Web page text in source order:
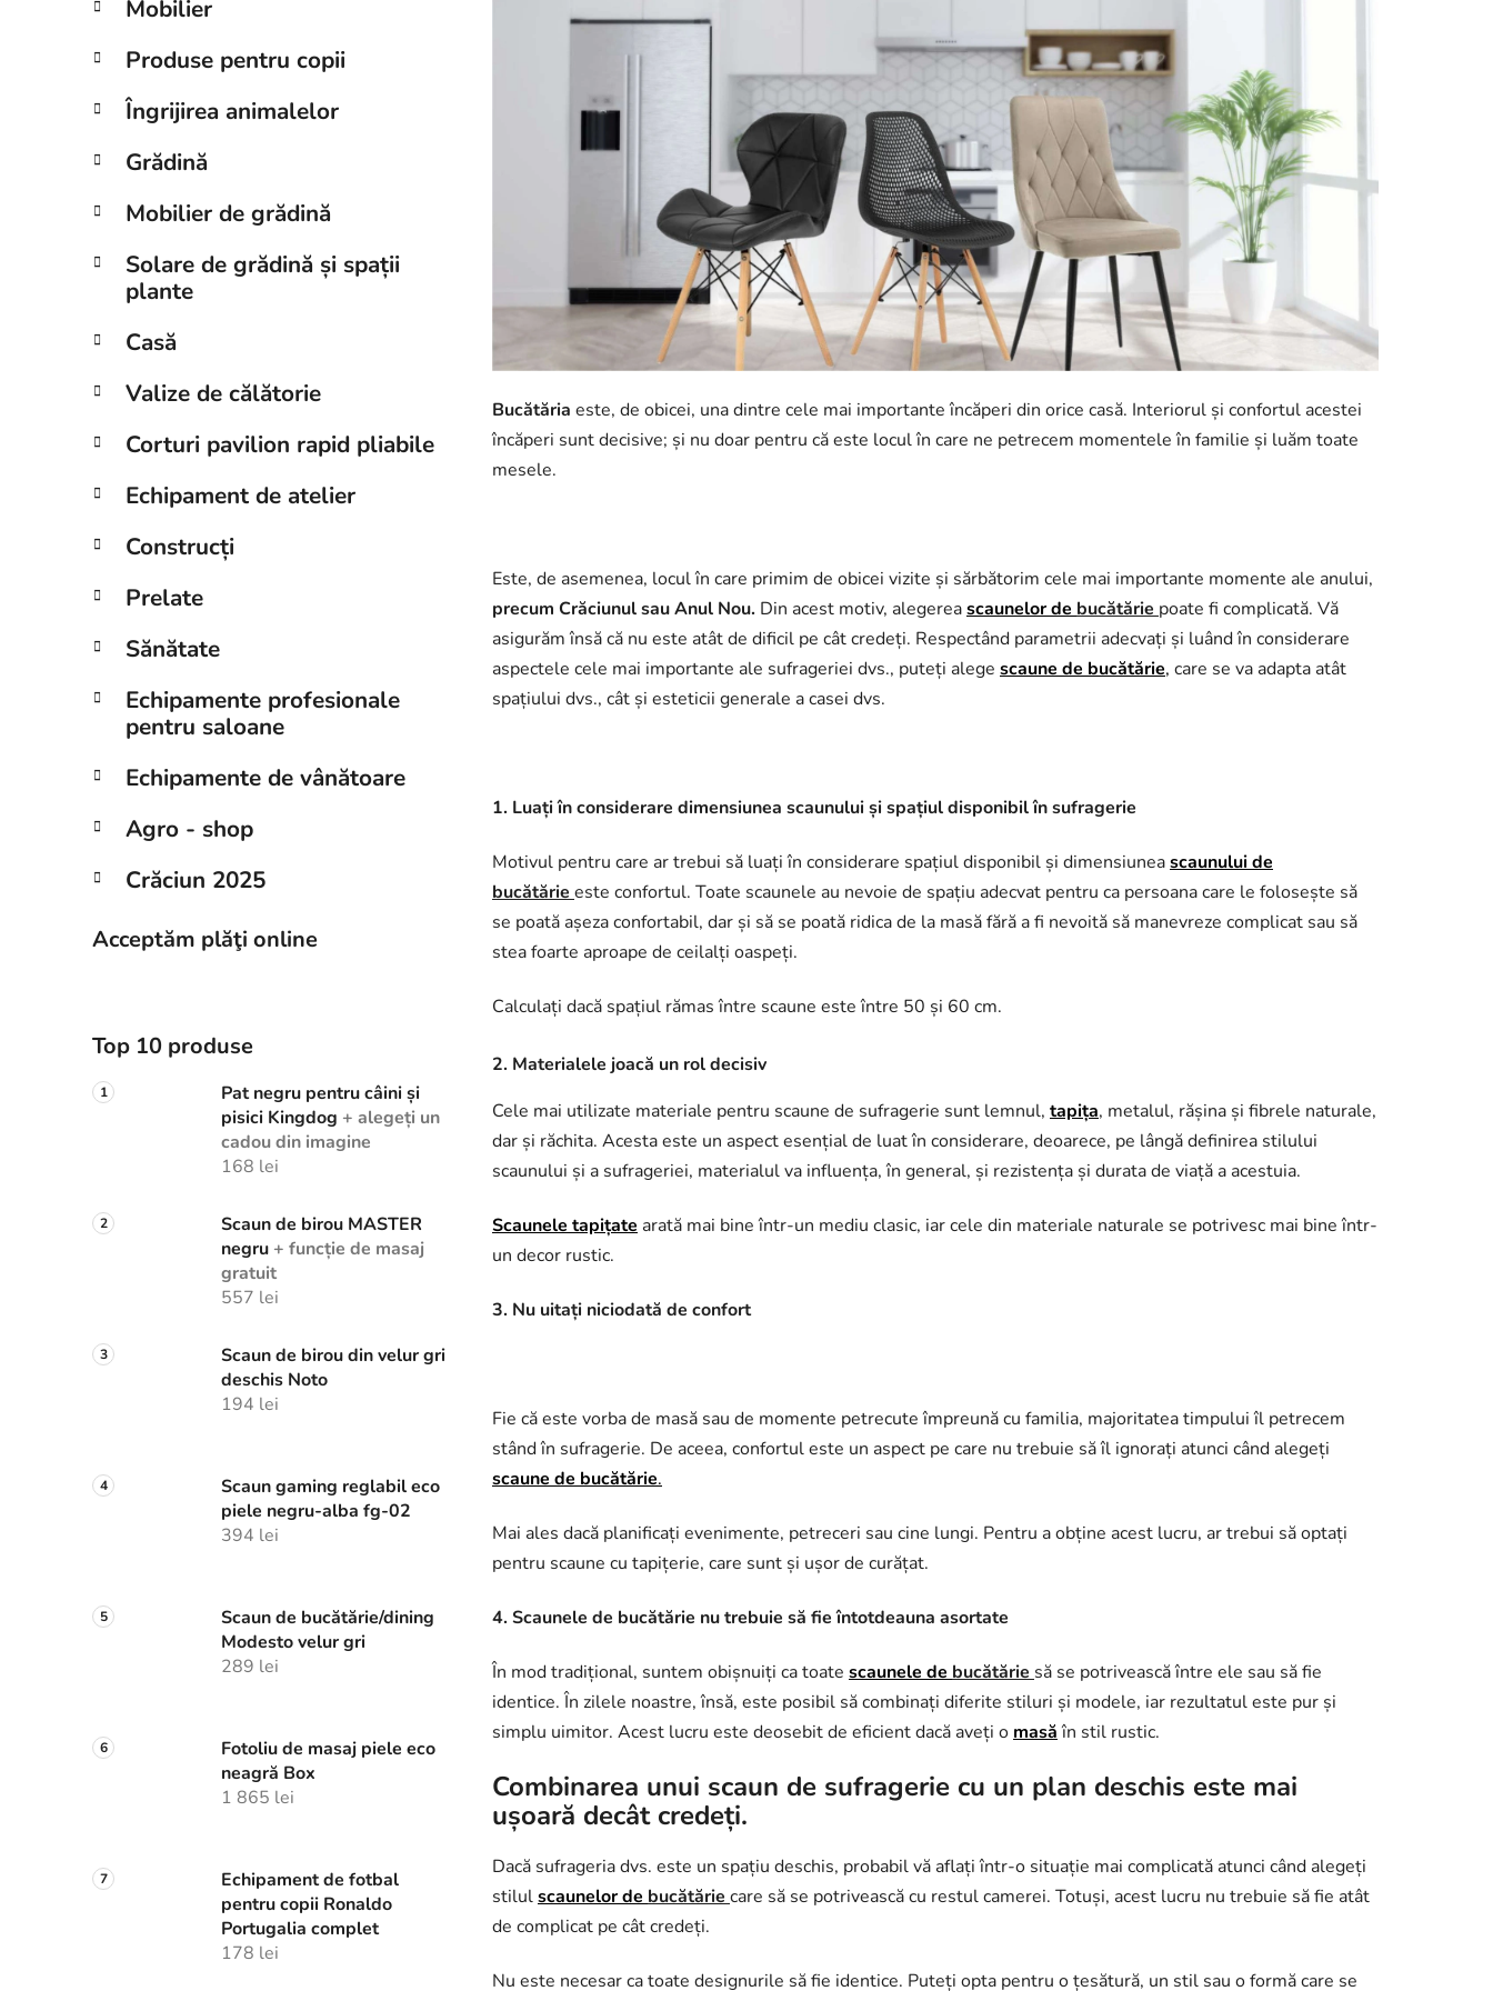
l
Mobilier
Produse pentru copii
Îngrijirea animalelor
Grădină
Mobilier de grădină
Solare de grădină și spații
plante
Casă
Valize de călătorie
Corturi pavilion rapid pliabile
Echipament de atelier
Construcți
Prelate
Sănătate
Echipamente profesionale
pentru saloane
Echipamente de vânătoare
Agro - shop
Crăciun 2025
Acceptăm plăţi online
Top 10 produse
Pat negru pentru câini și
pisici Kingdog + alegeți un
cadou din imagine
168 lei
Scaun de birou MASTER
negru + funcție de masaj
gratuit
557 lei
Scaun de birou din velur gri
deschis Noto
194 lei
Scaun gaming reglabil eco
piele negru-alba fg-02
394 lei
Scaun de bucătărie/dining
Modesto velur gri
289 lei
Fotoliu de masaj piele eco
neagră Box
1 865 lei
Echipament de fotbal
pentru copii Ronaldo
Portugalia complet
178 lei
Bucătăria este, de obicei, una dintre cele mai importante încăperi din orice casă. Interiorul și confortul acestei
încăperi sunt decisive; și nu doar pentru că este locul în care ne petrecem momentele în familie și luăm toate
mesele.
Este, de asemenea, locul în care primim de obicei vizite și sărbătorim cele mai importante momente ale anului,
precum Crăciunul sau Anul Nou. Din acest motiv, alegereascaunelor de bucătărie poate fi complicată. Vă
asigurăm însă că nu este atât de dificil pe cât credeți. Respectând parametrii adecvați și luând în considerare
aspectele cele mai importante ale sufrageriei dvs., puteți alege scaune de bucătărie, care se va adapta atât
spațiului dvs., cât și esteticii generale a casei dvs.
1. Luați în considerare dimensiunea scaunului și spațiul disponibil în sufragerie
Motivul pentru care ar trebui să luați în considerare spațiul disponibil și dimensiuneascaunului de
bucătărie este confortul. Toate scaunele au nevoie de spațiu adecvat pentru ca persoana care le folosește să
se poată așeza confortabil, dar și să se poată ridica de la masă fără a fi nevoită să manevreze complicat sau să
stea foarte aproape de ceilalți oaspeți.
Calculați dacă spațiul rămas între scaune este între 50 și 60 cm.
2. Materialele joacă un rol decisiv
Cele mai utilizate materiale pentru scaune de sufragerie sunt lemnul, tapița, metalul, rășina și fibrele naturale,
dar și răchita. Acesta este un aspect esențial de luat în considerare, deoarece, pe lângă definirea stilului
scaunului și a sufrageriei, materialul va influența, în general, și rezistența și durata de viață a acestuia.
Scaunele tapițate arată mai bine într-un mediu clasic, iar cele din materiale naturale se potrivesc mai bine într-
un decor rustic.
3. Nu uitați niciodată de confort
Fie că este vorba de masă sau de momente petrecute împreună cu familia, majoritatea timpului îl petrecem
stând în sufragerie. De aceea, confortul este un aspect pe care nu trebuie să îl ignorați atunci când alegeți
scaune de bucătărie.
Mai ales dacă planificați evenimente, petreceri sau cine lungi. Pentru a obține acest lucru, ar trebui să optați
pentru scaune cu tapițerie, care sunt și ușor de curățat.
4. Scaunele de bucătărie nu trebuie să fie întotdeauna asortate
În mod tradițional, suntem obișnuiți ca toate scaunele debucătăriesă se potrivească între ele sau să fie
identice. În zilele noastre, însă, este posibil să combinați diferite stiluri și modele, iar rezultatul este pur și
simplu uimitor. Acest lucru este deosebit de eficient dacă aveți omasăîn stil rustic.
Combinarea unui scaun de sufragerie cu un plan deschis este mai
ușoară decât credeți.
Dacă sufrageria dvs. este un spațiu deschis, probabil vă aflați într-o situație mai complicată atunci când alegeți
stilulscaunelor de bucătărie care să se potrivească cu restul camerei. Totuși, acest lucru nu trebuie să fie atât
de complicat pe cât credeți.
Nu este necesar ca toate designurile să fie identice. Puteți opta pentru o țesătură, un stil sau o formă care se